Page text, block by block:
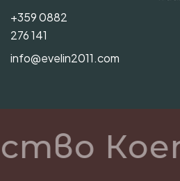
+359 0882
276 141
info@evelin2011.com